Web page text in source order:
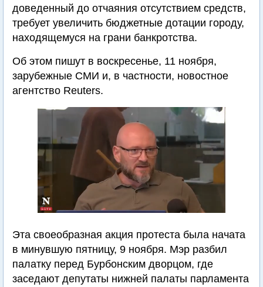
доведенный до отчаяния отсутствием средств,
требует увеличить бюджетные дотации городу,
находящемуся на грани банкротства.
Об этом пишут в воскресенье, 11 ноября,
зарубежные СМИ и, в частности, новостное
агентство Reuters.
Эта своеобразная акция протеста была начата
в минувшую пятницу, 9 ноября. Мэр разбил
палатку перед Бурбонским дворцом, где
заседают депутаты нижней палаты парламента